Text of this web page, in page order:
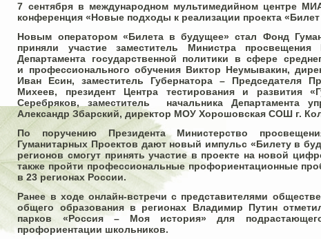
7 сентября в международном мультимедийном центре
конференция «Новые подходы к реализации проекта
Новым оператором «Билета в будущее» стал Фонд
приняли участие заместитель Министра
Департамента государственной политики в сфере
и профессионального обучения Виктор Неумывакин,
Иван Есин, заместитель Губернатора – Председателя
Михеев, президент Центра тестирования и развития
Серебряков, заместитель начальника Департамента
Александр Збарский,директор МОУ Хорошовская СОШ г.
По поручению Президента Министерство
Гуманитарных Проектов дают новый импульс «Билету в
регионов смогут принять участие в проекте на новой
также пройти профессиональные профориентационные
в 23 регионах России.
Ранее в ходе онлайн-встречи с представителями
общего образования в регионах Владимир Путин
парков «Россия – Моя история» для
профориентации школьников.